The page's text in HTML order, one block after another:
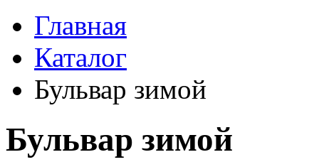
Главная
Каталог
Бульвар зимой
Бульвар зимой